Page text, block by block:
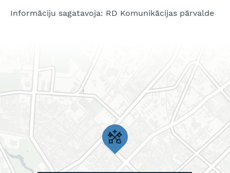
Informāciju sagatavoja: RD Komunikācijas pārvalde